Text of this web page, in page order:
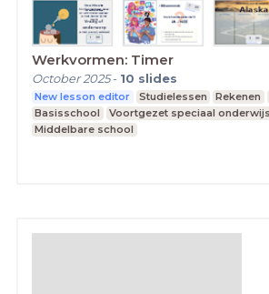
Werkvormen: Timer
October 2025- 10 slides
New lesson editor Studielessen Rekenen
Basisschool
Voortgezet speciaal onderwijs
Middelbare school